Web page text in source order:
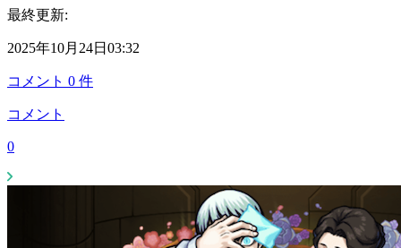
最終更新:
2025年10月24日03:32
コメント 0 件
コメント
0